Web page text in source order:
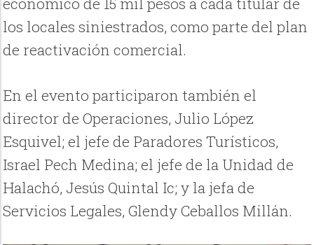
los locales siniestrados, como parte del plan
de reactivación comercial.
En el evento participaron también el
director de Operaciones, Julio López
Esquivel; el jefe de Paradores Turísticos,
Israel Pech Medina; el jefe de la Unidad de
Halachó, Jesús Quintal Ic; y la jefa de
Servicios Legales, Glendy Ceballos Millán.